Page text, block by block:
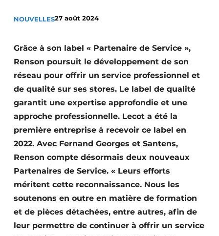
Construction bois
Contrôle d’accès
Éclairage
Fondations
Façades
Géotextiles
Infrastructures souterraines et égouttage
Protection solaire
NOUVELLES27 août 2024
Grâce à son label « Partenaire de Service »,
Renson poursuit le développement de son
réseau pour offrir un service professionnel et
de qualité sur ses stores. Le label de qualité
garantit une expertise approfondie et une
approche professionnelle. Lecot a été la
première entreprise à recevoir ce label en
2022. Avec Fernand Georges et Santens,
Renson compte désormais deux nouveaux
Partenaires de Service. « Leurs efforts
méritent cette reconnaissance. Nous les
soutenons en outre en matière de formation
et de pièces détachées, entre autres, afin de
leur permettre de continuer à offrir un service